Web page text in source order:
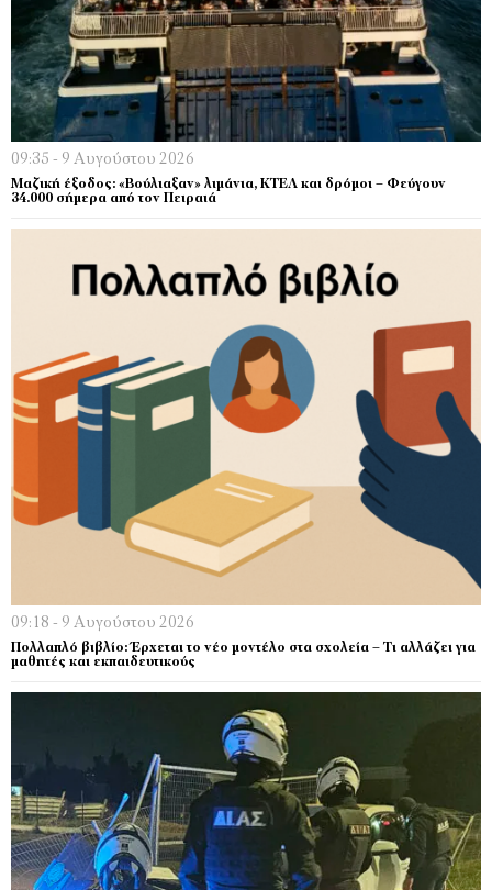
09:35 - 9 Αυγούστου 2026
Μαζική έξοδος: «Βούλιαξαν» λιμάνια, ΚΤΕΛ και δρόμοι – Φεύγουν
34.000 σήμερα από τον Πειραιά
09:18 - 9 Αυγούστου 2026
Πολλαπλό βιβλίο: Έρχεται το νέο μοντέλο στα σχολεία – Τι αλλάζει για
μαθητές και εκπαιδευτικούς